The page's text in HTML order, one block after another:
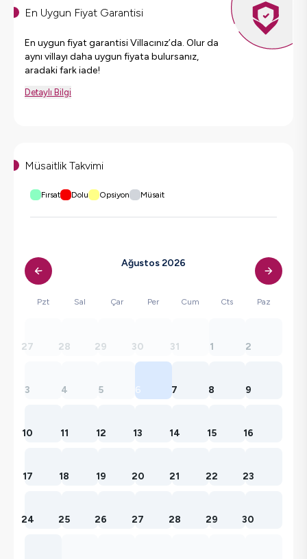
En Uygun Fiyat Garantisi
En uygun fiyat garantisi Villacınız’da. Olur da
aynı villayı daha uygun fiyata bulursanız,
aradaki fark iade!
Detaylı Bilgi
Müsaitlik Takvimi
Fırsat Dolu Opsiyon Müsait
Ağustos 2026
Pzt Sal Çar Per Cum Cts Paz
27 28 29 30 31 1 2
3 4 5 6 7 8 9
10 11 12 13 14 15 16
17 18 19 20 21 22 23
24 25 26 27 28 29 30